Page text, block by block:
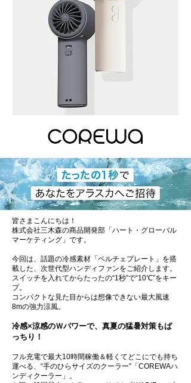
皆さまこんにちは！
株式会社三木森の商品開発部「ハート・グローバル
マーケティング」です。
今回は、話題の冷感素材「ペルチェプレート」を搭
載した、次世代型ハンディファンをご紹介します。
スイッチを入れてからたったの“1秒”で“10℃”をキー
プ。
コンパクトな見た目からは想像できない最大風速
8mの強力涼風。
冷感×涼感のＷパワーで、真夏の猛暑対策もば
っちり！
フル充電で最大10時間稼働＆軽くてどこにでも持ち
運べる、“手のひらサイズのクーラー”「COREWAハ
ンディクーラー」。